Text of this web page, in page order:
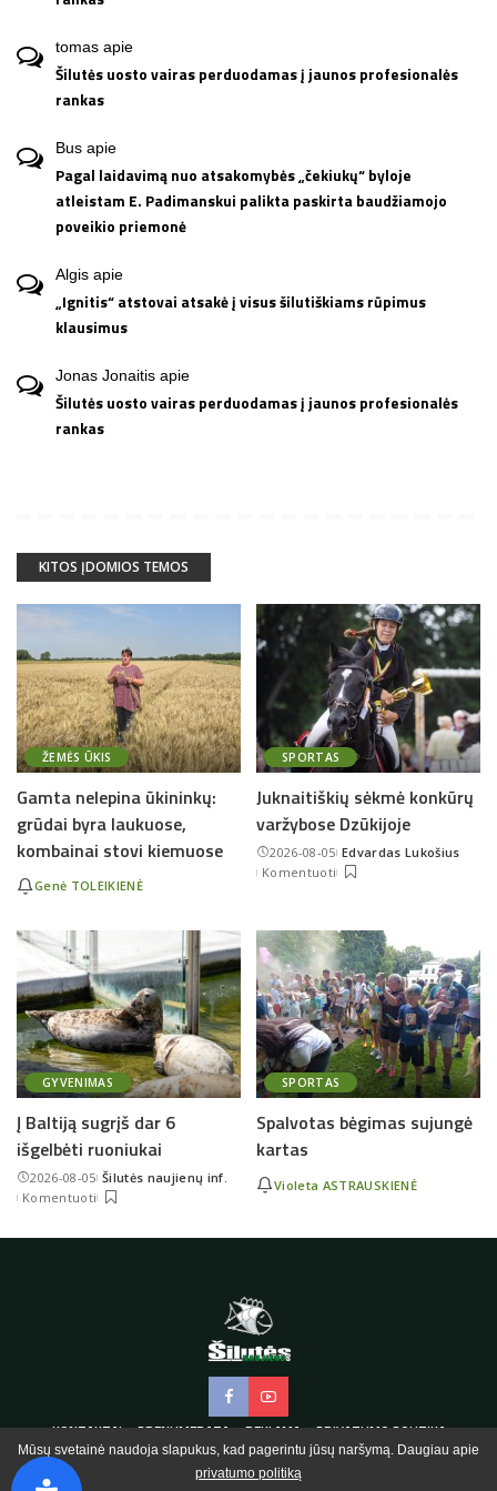
tomas apie
Šilutės uosto vairas perduodamas į jaunos profesionalės
rankas
Bus apie
Pagal laidavimą nuo atsakomybės „čekiukų“ byloje
atleistam E. Padimanskui palikta paskirta baudžiamojo
poveikio priemonė
Algis apie
„Ignitis“ atstovai atsakė į visus šilutiškiams rūpimus
klausimus
Jonas Jonaitis apie
Šilutės uosto vairas perduodamas į jaunos profesionalės
rankas
KITOS ĮDOMIOS TEMOS
ŽEMĖS ŪKIS
Gamta nelepina ūkininkų:
grūdai byra laukuose,
kombainai stovi kiemuose
Genė TOLEIKIENĖ
SPORTAS
Juknaitiškių sėkmė konkūrų
varžybose Dzūkijoje
2026-08-05Posted
by
Edvardas Lukošius
Komentuoti
GYVENIMAS
Į Baltiją sugrįš dar 6
išgelbėti ruoniukai
2026-08-05Posted
by
Šilutės naujienų inf.
Komentuoti
SPORTAS
Spalvotas bėgimas sujungė
kartas
Violeta ASTRAUSKIENĖ
KONTAKTAI PRENUMERATA REKLAMA PRIVATUMO POLITIKA
Mūsų svetainė naudoja slapukus, kad pagerintu jūsų naršymą. Daugiau apie
privatumo politiką